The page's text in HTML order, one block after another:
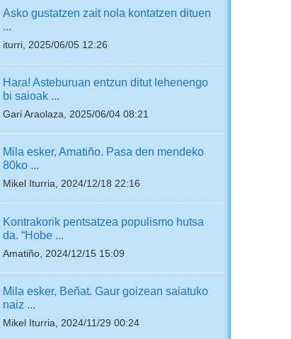
Asko gustatzen zait nola kontatzen dituen
...
iturri, 2025/06/05 12:26
Hara! Asteburuan entzun ditut lehenengo
bi saioak ...
Gari Araolaza, 2025/06/04 08:21
Mila esker, Amatiño. Pasa den mendeko
80ko ...
Mikel Iturria, 2024/12/18 22:16
Kontrakorik pentsatzea populismo hutsa
da. “Hobe ...
Amatiño, 2024/12/15 15:09
Mila esker, Beñat. Gaur goizean saiatuko
naiz ...
Mikel Iturria, 2024/11/29 00:24